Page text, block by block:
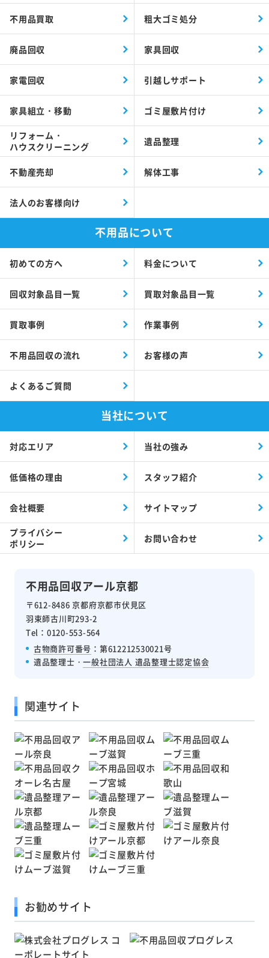
不用品回収アール京都
〒612-8486 京都府京都市伏見区
羽束師古川町293-2
Tel：0120-553-564
古物商許可番号 ：第612212530021号
遺品整理士・一般社団法人 遺品整理士認定協会
不用品買取 粗大ゴミ処分
廃品回収 家具回収
家電回収 引越しサポート
家具組立・移動 ゴミ屋敷片付け
リフォーム・
ハウスクリーニング
遺品整理
不動産売却 解体工事
法人のお客様向け
不用品について
初めての方へ 料金について
回収対象品目一覧 買取対象品目一覧
買取事例 作業事例
不用品回収の流れ お客様の声
よくあるご質問
当社について
対応エリア 当社の強み
低価格の理由 スタッフ紹介
会社概要 サイトマップ
プライバシー
ポリシー
お問い合わせ
関連サイト
お勧めサイト